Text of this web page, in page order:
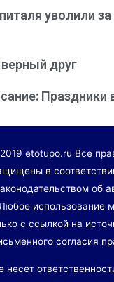
уволили за
друг
Праздники
etotupo.ru Все
в
об
использование
с ссылкой на
согласия
несет